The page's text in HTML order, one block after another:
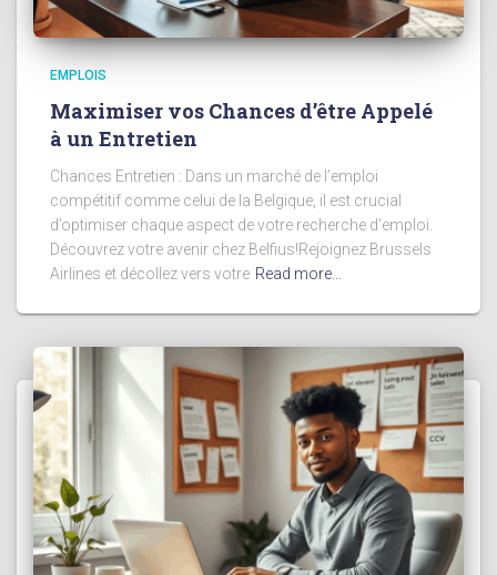
EMPLOIS
Maximiser vos Chances d’être Appelé
à un Entretien
Chances Entretien : Dans un marché de l’emploi
compétitif comme celui de la Belgique, il est crucial
d’optimiser chaque aspect de votre recherche d’emploi.
Découvrez votre avenir chez Belfius!Rejoignez Brussels
Airlines et décollez vers votre Read more…